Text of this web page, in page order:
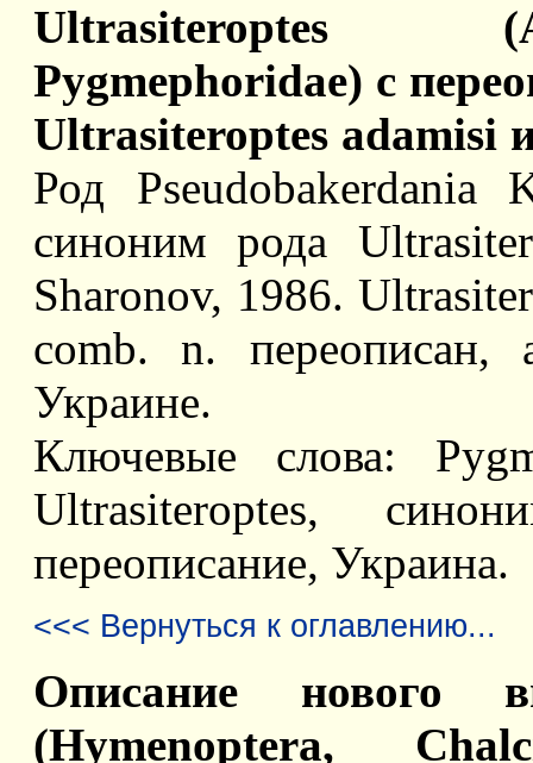
Ultrasiteroptes
Pygmephoridae) с
Ultrasiteroptes adamisi
Род Pseudobakerdania
синоним рода
Sharonov, 1986.
comb. n. переописан,
Украине.
Ключевые слова:
Ultrasiteroptes,
переописание, Украина.
<<< Вернуться к оглавлению...
Описание нового
(Hymenoptera,